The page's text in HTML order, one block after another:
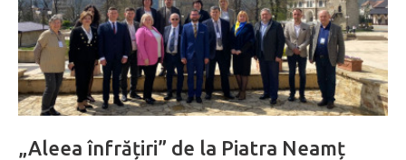
„Aleea înfrățiri” de la Piatra Neamț